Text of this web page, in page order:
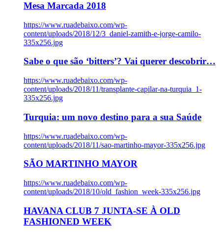
Mesa Marcada 2018
https://www.ruadebaixo.com/wp-
content/uploads/2018/12/3_daniel-zamith-e-jorge-camilo-
335x256.jpg
Sabe o que são ‘bitters’? Vai querer descobrir…
https://www.ruadebaixo.com/wp-
content/uploads/2018/11/transplante-capilar-na-turquia_1-
335x256.jpg
Turquia: um novo destino para a sua Saúde
https://www.ruadebaixo.com/wp-
content/uploads/2018/11/sao-martinho-mayor-335x256.jpg
SÃO MARTINHO MAYOR
https://www.ruadebaixo.com/wp-
content/uploads/2018/10/old_fashion_week-335x256.jpg
HAVANA CLUB 7 JUNTA-SE À OLD
FASHIONED WEEK